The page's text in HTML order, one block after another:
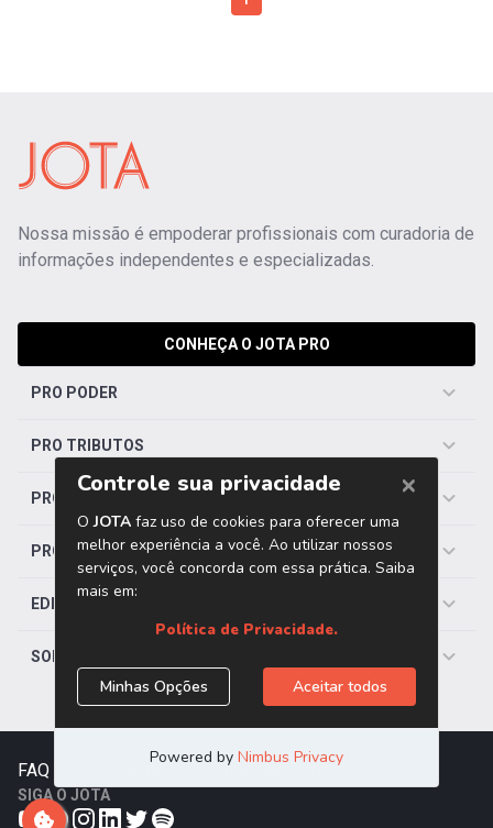
Nossa missão é empoderar profissionais com curadoria de
informações independentes e especializadas.
CONHEÇA O JOTA PRO
PRO PODER
PRO TRIBUTOS
PRO TRABALHISTA
PRO SAÚDE
EDITORIAS
SOBRE O JOTA
FAQ Trabalhe Conosco
SIGA O JOTA